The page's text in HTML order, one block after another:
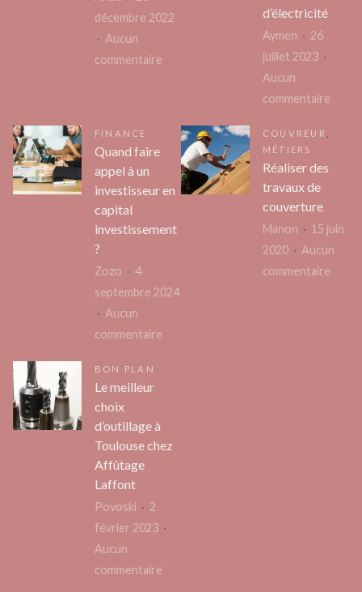
décembre 2022
Aucun
commentaire
bureau
essentielles
pour
d’électricité
Aymen
26
juillet 2023
Aucun
commentaire
votre
FINANCE
Quand faire
appel à un
investisseur en
capital
investissement
?
Zozo
4
septembre 2024
Aucun
commentaire
COUVREUR
MÉTIERS
Réaliser des
travaux de
couverture
Manon
15 juin
2020
Aucun
commentaire
BON PLAN
Le meilleur
choix
d’outillage à
Toulouse chez
Affûtage
Laffont
Povoski
2
février 2023
Aucun
commentaire